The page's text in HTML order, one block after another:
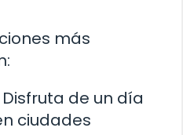
más
Disfruta de un día
ciudades